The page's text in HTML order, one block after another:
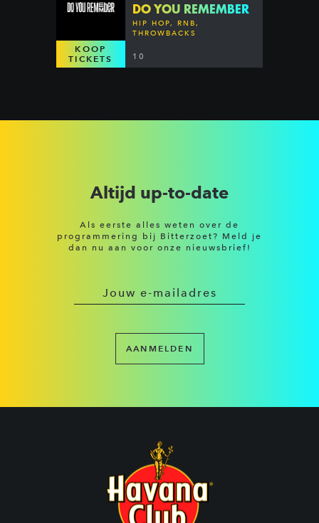
KOOP
TICKETS
DO YOU REMEMBER
HIP HOP, RNB,
THROWBACKS
10
Altijd up-to-date
Als eerste alles weten over de
programmering bij Bitterzoet? Meld je
dan nu aan voor onze nieuwsbrief!
AANMELDEN